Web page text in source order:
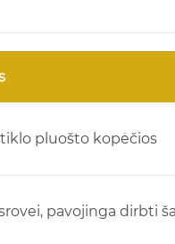
pluošto kopėčios
pavojinga dirbti